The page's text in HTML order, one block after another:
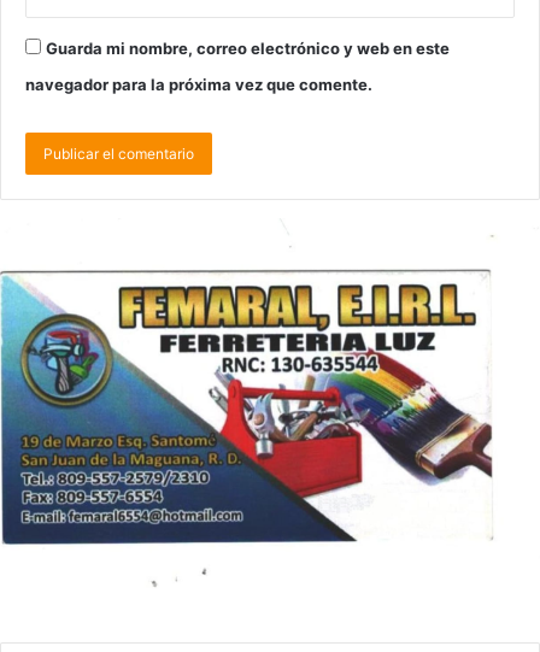
Guarda mi nombre, correo electrónico y web en este
navegador para la próxima vez que comente.